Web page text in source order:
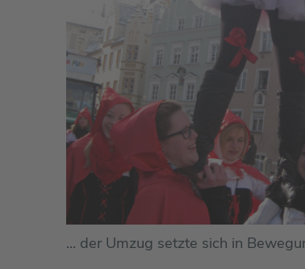
... der Umzug setzte sich in